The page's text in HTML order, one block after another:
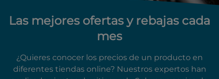
Las mejores ofertas y rebajas cada
mes
¿Quieres conocer los precios de un producto en
diferentes tiendas online? Nuestros expertos han